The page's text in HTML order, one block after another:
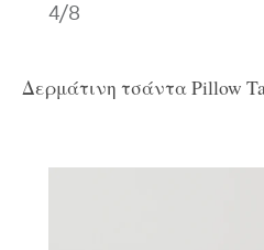
4/8
Δερμάτινη τσάντα Pillow